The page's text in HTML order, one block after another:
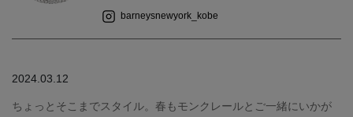
barneysnewyork_kobe
2024.03.12
ちょっとそこまでスタイル。春もモンクレールとご一緒にいかが